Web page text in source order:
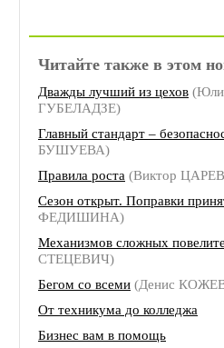
Читайте также в этом
Дважды лучший из цехов
ГУБЕЛАДЗЕ)
Главный стандарт –
БУШУЕВА)
Правила роста (Виктор
Сезон открыт. Поправки
ФЕДИШИНА)
Механизмов сложных
СТЕЦЕВИЧ)
Бегом со всеми (Денис
От техникума до колледжа
Бизнес вам в помощь